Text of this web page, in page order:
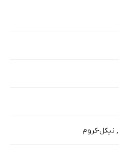
, نیکل-کروم